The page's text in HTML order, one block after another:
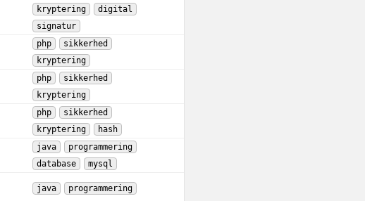
kryptering
digital
signatur
php
sikkerhed
kryptering
php
sikkerhed
kryptering
php
sikkerhed
kryptering
hash
java
programmering
database
mysql
java programmering